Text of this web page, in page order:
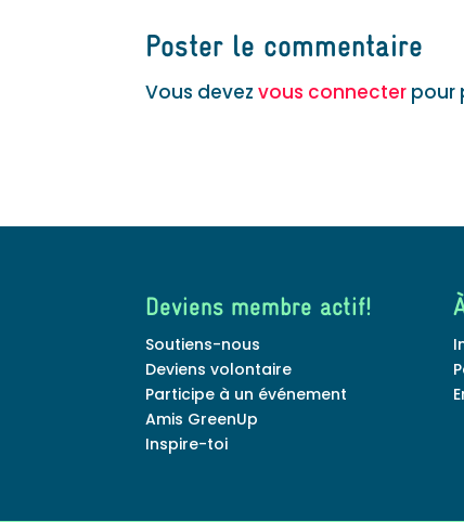
Poster le commentaire
Vous devezvous connecter pour
Deviens membre actif!
Soutiens-nous
Deviens volontaire
Participe à un événement
Amis GreenUp
Inspire-toi